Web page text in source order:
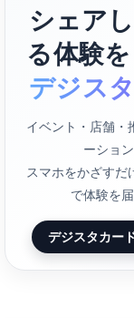
シェア
る体験
デジス
イベント・店舗・
ーション
スマホをかざすだ
で体験を届
デジスタカー